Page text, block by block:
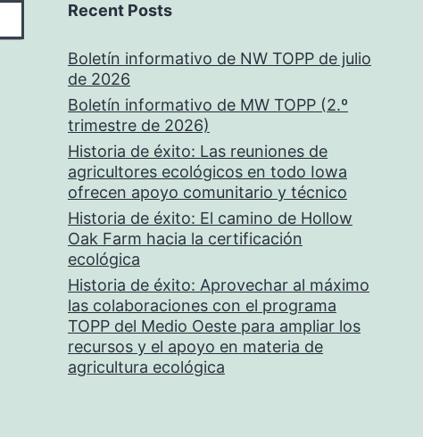
Recent Posts
Boletín informativo de NW TOPP de julio
de 2026
Boletín informativo de MW TOPP (2.º
trimestre de 2026)
Historia de éxito: Las reuniones de
agricultores ecológicos en todo Iowa
ofrecen apoyo comunitario y técnico
Historia de éxito: El camino de Hollow
Oak Farm hacia la certificación
ecológica
Historia de éxito: Aprovechar al máximo
las colaboraciones con el programa
TOPP del Medio Oeste para ampliar los
recursos y el apoyo en materia de
agricultura ecológica